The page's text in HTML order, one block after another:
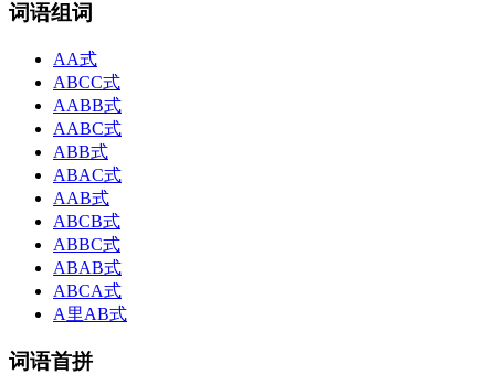
词语组词
AA式
ABCC式
AABB式
AABC式
ABB式
ABAC式
AAB式
ABCB式
ABBC式
ABAB式
ABCA式
A里AB式
词语首拼